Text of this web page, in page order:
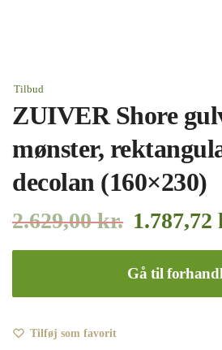
Tilbud
ZUIVER Shore
mønster,
decolan (160×230)
2.629,00kr. 1.787,72
Gå til
Tilføj som favorit